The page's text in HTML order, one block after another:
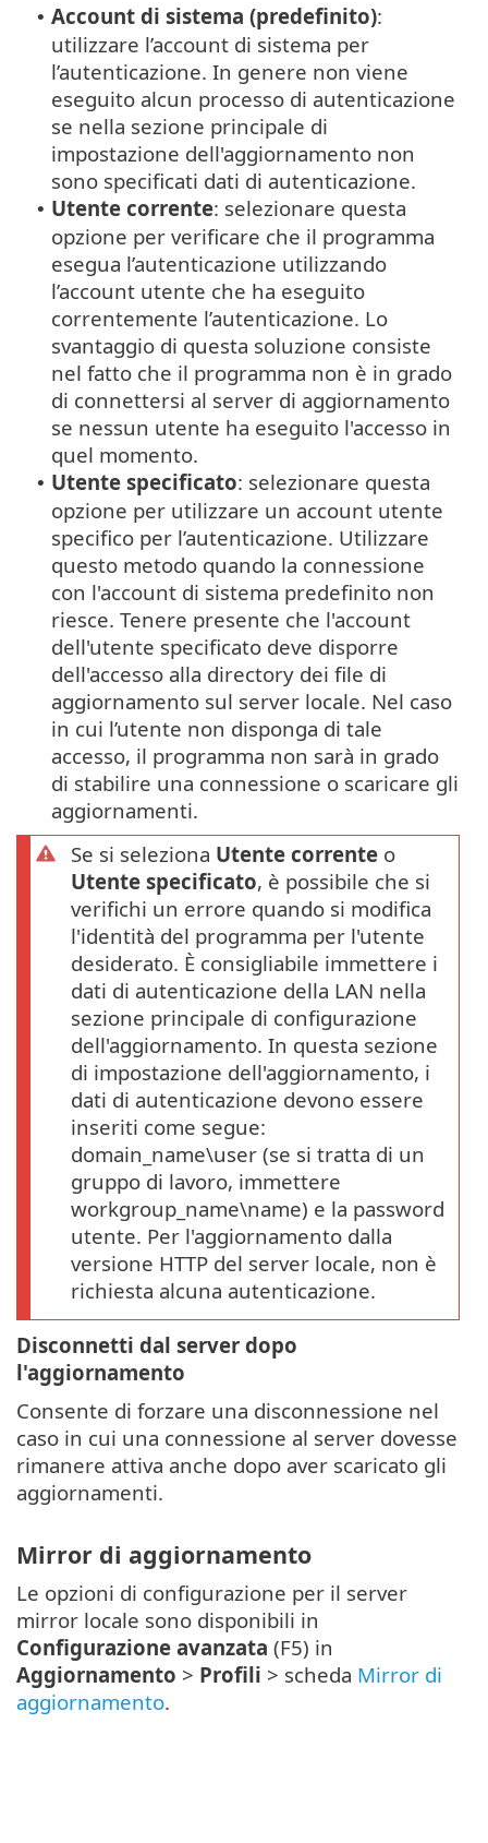
• Account di sistema (predefinito):
utilizzare l’account di sistema per
l’autenticazione. In genere non viene
eseguito alcun processo di autenticazione
se nella sezione principale di
impostazione dell'aggiornamento non
sono specificati dati di autenticazione.
• Utente corrente: selezionare questa
opzione per verificare che il programma
esegua l’autenticazione utilizzando
l’account utente che ha eseguito
correntemente l’autenticazione. Lo
svantaggio di questa soluzione consiste
nel fatto che il programma non è in grado
di connettersi al server di aggiornamento
se nessun utente ha eseguito l'accesso in
quel momento.
• Utente specificato: selezionare questa
opzione per utilizzare un account utente
specifico per l’autenticazione. Utilizzare
questo metodo quando la connessione
con l'account di sistema predefinito non
riesce. Tenere presente che l'account
dell'utente specificato deve disporre
dell'accesso alla directory dei file di
aggiornamento sul server locale. Nel caso
in cui l’utente non disponga di tale
accesso, il programma non sarà in grado
di stabilire una connessione o scaricare gli
aggiornamenti.
Se si seleziona Utente corrente o
Utente specificato, è possibile che si
verifichi un errore quando si modifica
l'identità del programma per l'utente
desiderato. È consigliabile immettere i
dati di autenticazione della LAN nella
sezione principale di configurazione
dell'aggiornamento. In questa sezione
di impostazione dell'aggiornamento, i
dati di autenticazione devono essere
inseriti come segue:
domain_name\user (se si tratta di un
gruppo di lavoro, immettere
workgroup_name\name) e la password
utente. Per l'aggiornamento dalla
versione HTTP del server locale, non è
richiesta alcuna autenticazione.
Disconnetti dal server dopo
l'aggiornamento
Consente di forzare una disconnessione nel
caso in cui una connessione al server dovesse
rimanere attiva anche dopo aver scaricato gli
aggiornamenti.
Mirror di aggiornamento
Le opzioni di configurazione per il server
mirror locale sono disponibili in
Configurazione avanzata (F5) in
Aggiornamento > Profili > scheda Mirror di
aggiornamento.